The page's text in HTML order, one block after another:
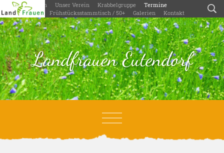
Willkommen Unser Verein Krabbelgruppe
Termine
Aktivitäten
Frühstücksstammtisch / 50+ Galerien Kontakt
Landfrauen Eutendorf